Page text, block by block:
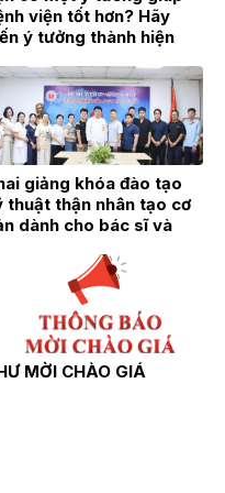
viện tốt hơn? Hãy
ý tưởng thành hiện
giảng khóa đào tạo
thuật thận nhân tạo cơ
dành cho bác sĩ và
MỜI CHÀO GIÁ